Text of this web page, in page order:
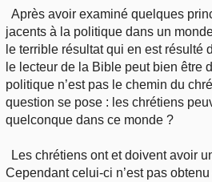
Après avoir examiné quelques
jacents à la politique dans un
le terrible résultat qui en est résulté
le lecteur de la Bible peut bien être
politique n’est pas le chemin du
question se pose : les chrétiens
quelconque dans ce monde ?
Les chrétiens ont et doivent avoir
Cependant celui-ci n’est pas